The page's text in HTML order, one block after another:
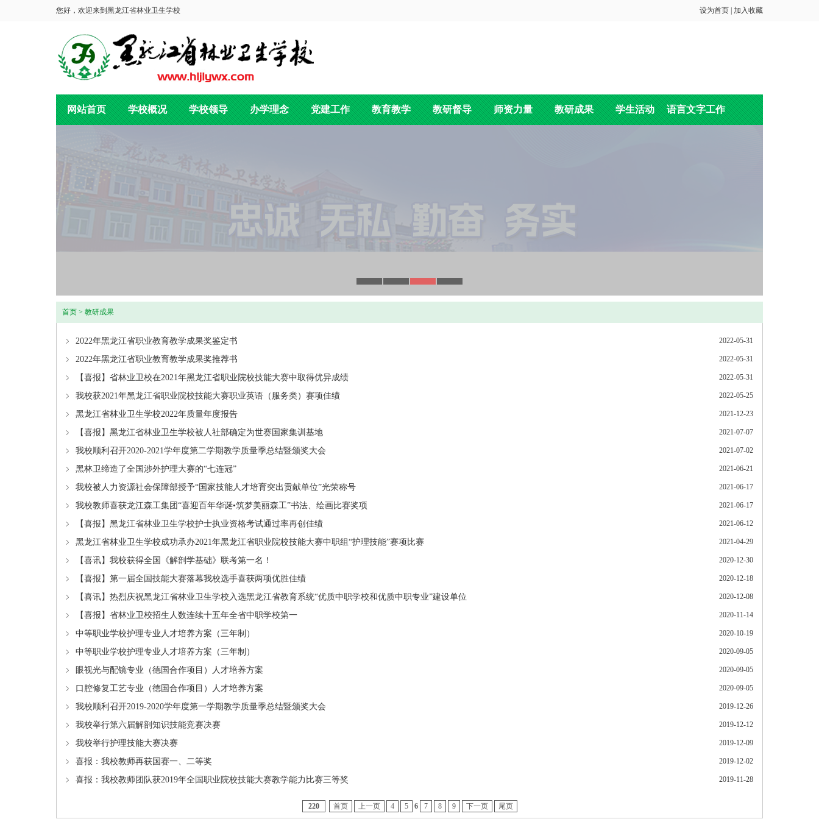
您好，欢迎来到黑龙江省林业卫生学校 设为首页 加入收藏
网站首页 学校概况 学校领导 办学理念 党建工作 教育教学 教研督导 师资力量 教研成果 学生活动 语言文字工作
首页 > 教研成果
2022年黑龙江省职业教育教学成果奖鉴定书 2022-05-31
2022年黑龙江省职业教育教学成果奖推荐书 2022-05-31
【喜报】省林业卫校在2021年黑龙江省职业院校技能大赛中取得优异成绩 2022-05-31
我校获2021年黑龙江省职业院校技能大赛职业英语（服务类）赛项佳绩 2022-05-25
黑龙江省林业卫生学校2022年质量年度报告 2021-12-23
【喜报】黑龙江省林业卫生学校被人社部确定为世赛国家集训基地 2021-07-07
我校顺利召开2020-2021学年度第二学期教学质量季总结暨颁奖大会 2021-07-02
黑林卫缔造了全国涉外护理大赛的“七连冠” 2021-06-21
我校被人力资源社会保障部授予“国家技能人才培育突出贡献单位”光荣称号 2021-06-17
我校教师喜获龙江森工集团“喜迎百年华诞•筑梦美丽森工”书法、绘画比赛奖项 2021-06-17
【喜报】黑龙江省林业卫生学校护士执业资格考试通过率再创佳绩 2021-06-12
黑龙江省林业卫生学校成功承办2021年黑龙江省职业院校技能大赛中职组“护理技能”赛项比赛 2021-04-29
【喜讯】我校获得全国《解剖学基础》联考第一名！ 2020-12-30
【喜报】第一届全国技能大赛落幕我校选手喜获两项优胜佳绩 2020-12-18
【喜讯】热烈庆祝黑龙江省林业卫生学校入选黑龙江省教育系统“优质中职学校和优质中职专业”建设单位 2020-12-08
【喜报】省林业卫校招生人数连续十五年全省中职学校第一 2020-11-14
中等职业学校护理专业人才培养方案（三年制） 2020-10-19
中等职业学校护理专业人才培养方案（三年制） 2020-09-05
眼视光与配镜专业（德国合作项目）人才培养方案 2020-09-05
口腔修复工艺专业（德国合作项目）人才培养方案 2020-09-05
我校顺利召开2019-2020学年度第一学期教学质量季总结暨颁奖大会 2019-12-26
我校举行第六届解剖知识技能竞赛决赛 2019-12-12
我校举行护理技能大赛决赛 2019-12-09
喜报：我校教师再获国赛一、二等奖 2019-12-02
喜报：我校教师团队获2019年全国职业院校技能大赛教学能力比赛三等奖 2019-11-28
220 首页 上一页 4 5 6 7 8 9 下一页 尾页